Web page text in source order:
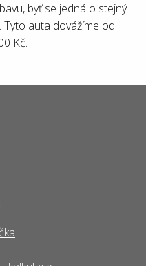
byť se jedná o stejný
Tyto auta dovážíme od
Kč.